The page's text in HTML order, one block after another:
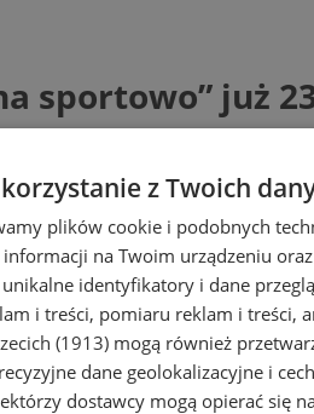
sportowo” już
z Twoich
plików cookie i podobnych
na Twoim urządzeniu
identyfikatory i dane
i treści, pomiaru reklam i treści,
(1913) mogą również
dane geolokalizacyjne i
dostawcy mogą opierać się